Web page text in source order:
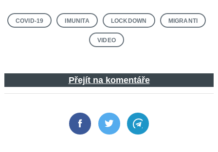
COVID-19 IMUNITA LOCKDOWN MIGRANTI
VIDEO
Přejít na komentáře
FacebookTwitter Telegram